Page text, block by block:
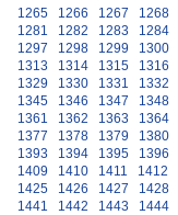
1265
1266 1267 1268
1281
1282 1283 1284
1297
1298 1299 1300
1313
1314 1315 1316
1329
1330 1331 1332
1345
1346 1347 1348
1361
1362 1363 1364
1377
1378 1379 1380
1393
1394 1395 1396
1409
1410 1411 1412
1425
1426 1427 1428
1441
1442 1443 1444